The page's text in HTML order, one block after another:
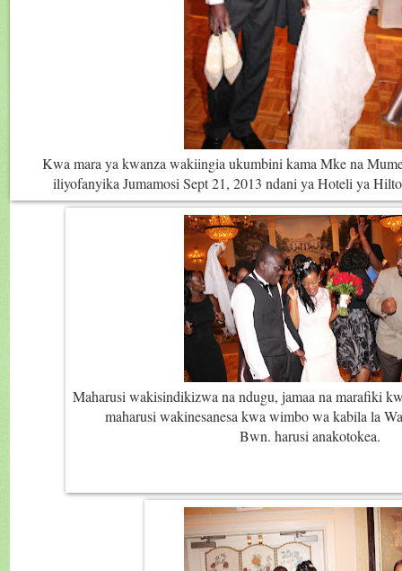
Kwa mara ya kwanza wakiingia ukumbini kama Mke na
iliyofanyika Jumamosi Sept 21, 2013 ndani ya Hoteli ya
Maharusi wakisindikizwa na ndugu, jamaa na marafiki
maharusi wakinesanesa kwa wimbo wa kabila la
Bwn. harusi anakotokea.